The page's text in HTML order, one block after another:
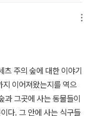
주의 숲에 대한 이야기
이어져왔는지를 역으
과 그곳에 사는 동물들이
다. 그 안에 사는 식구들